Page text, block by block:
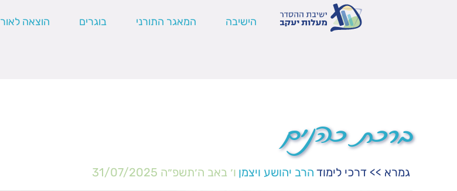
הישיבה המאגר התורני בוגרים הוצאה לאור
ברכת כהנים
גמרא >> דרכי לימוד הרב יהושע ויצמן ו׳ באב ה׳תשפ״ה 31/07/2025